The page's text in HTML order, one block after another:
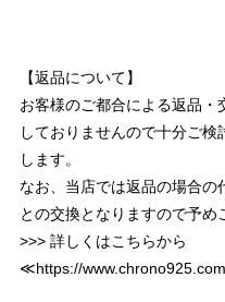
【返品について】
お客様のご都合による返品・
しておりませんので十分ご
します。
なお、当店では返品の場合の
との交換となりますので予め
>>> 詳しくはこちらから
≪https://